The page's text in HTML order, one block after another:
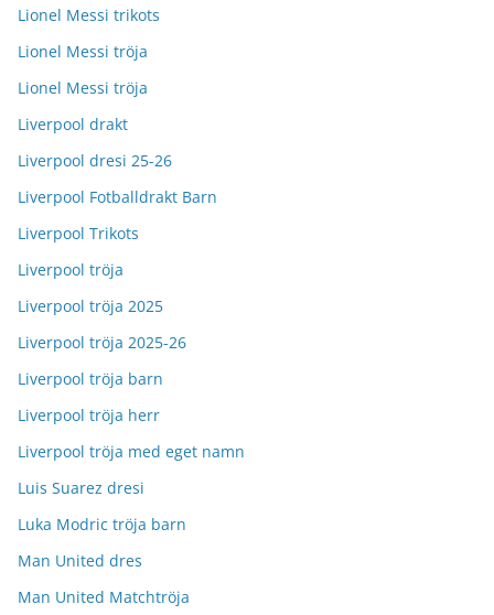
Lionel Messi trikots
Lionel Messi tröja
Lionel Messi tröja
Liverpool drakt
Liverpool dresi 25-26
Liverpool Fotballdrakt Barn
Liverpool Trikots
Liverpool tröja
Liverpool tröja 2025
Liverpool tröja 2025-26
Liverpool tröja barn
Liverpool tröja herr
Liverpool tröja med eget namn
Luis Suarez dresi
Luka Modric tröja barn
Man United dres
Man United Matchtröja